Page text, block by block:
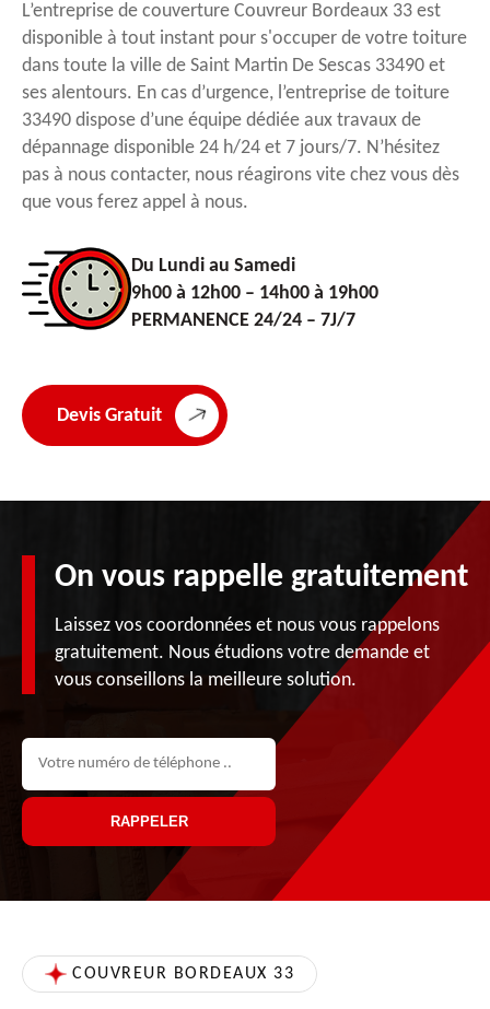
L’entreprise de couverture Couvreur Bordeaux 33 est
disponible à tout instant pour s'occuper de votre toiture
dans toute la ville de Saint Martin De Sescas 33490 et
ses alentours. En cas d’urgence, l’entreprise de toiture
33490 dispose d’une équipe dédiée aux travaux de
dépannage disponible 24 h/24 et 7 jours/7. N’hésitez
pas à nous contacter, nous réagirons vite chez vous dès
que vous ferez appel à nous.
Du Lundi au Samedi
9h00 à 12h00 – 14h00 à 19h00
PERMANENCE 24/24 – 7J/7
Devis Gratuit
On vous rappelle gratuitement
Laissez vos coordonnées et nous vous rappelons
gratuitement. Nous étudions votre demande et
vous conseillons la meilleure solution.
COUVREUR BORDEAUX 33